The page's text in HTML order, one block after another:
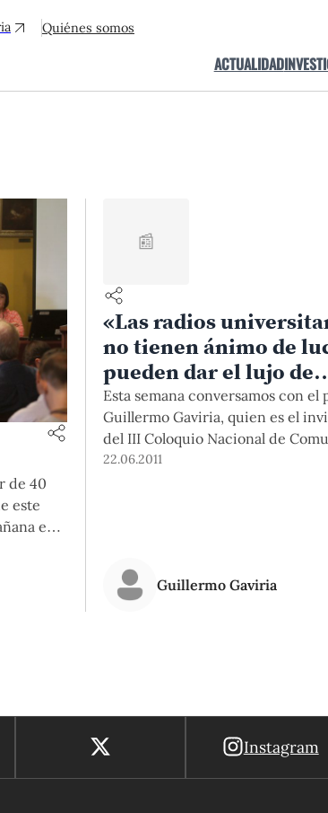
Quiénes somos
ACTUALIDAD
de 40
este
en
📰
«Las radios
no tienen ánimo de
pueden dar el lujo de
experimentar»
Esta semana conversamos con el
Guillermo Gaviria, quien es el
del III Coloquio Nacional de
y Audiovisual, a realizarse el 24 y
22.06.2011
Guillermo Gaviria
Instagram